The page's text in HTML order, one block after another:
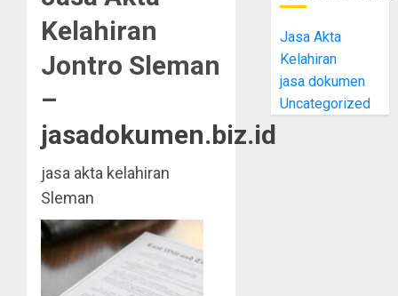
Kelahiran
Jontro Sleman
–
jasadokumen.biz.id
jasa akta kelahiran
Sleman
Jasa Akta
Kelahiran
jasa dokumen
Uncategorized